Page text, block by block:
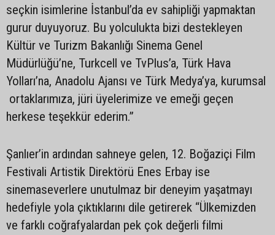
seçkin isimlerine İstanbul’da ev sahipliği yapmaktan
gurur duyuyoruz. Bu yolculukta bizi destekleyen
Kültür ve Turizm Bakanlığı Sinema Genel
Müdürlüğü’ne, Turkcell ve TvPlus’a, Türk Hava
Yolları’na, Anadolu Ajansı ve Türk Medya’ya, kurumsal
ortaklarımıza, jüri üyelerimize ve emeği geçen
herkese teşekkür ederim.”
Şanlıer’in ardından sahneye gelen, 12. Boğaziçi Film
Festivali Artistik Direktörü Enes Erbay ise
sinemaseverlere unutulmaz bir deneyim yaşatmayı
hedefiyle yola çıktıklarını dile getirerek “Ülkemizden
ve farklı coğrafyalardan pek çok değerli filmi